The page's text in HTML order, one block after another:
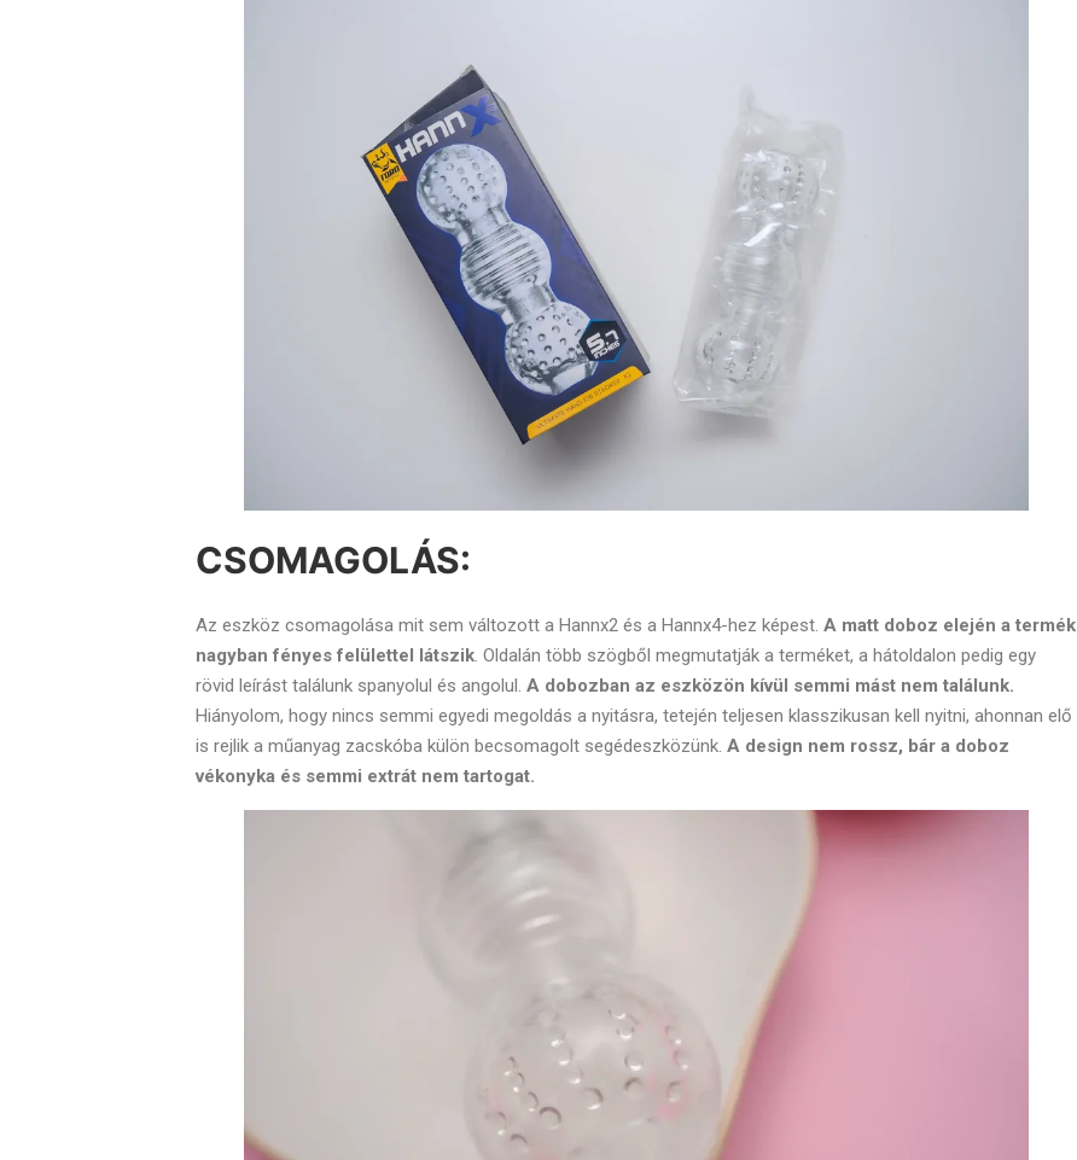
CSOMAGOLÁS:
Az eszköz csomagolása mit sem változott a Hannx2 és a Hannx4-hez képest. A matt doboz elején a termék
nagyban fényes felülettel látszik. Oldalán több szögből megmutatják a terméket, a hátoldalon pedig egy
rövid leírást találunk spanyolul és angolul. A dobozban az eszközön kívül semmi mást nem találunk.
Hiányolom, hogy nincs semmi egyedi megoldás a nyitásra, tetején teljesen klasszikusan kell nyitni, ahonnan elő
is rejlik a műanyag zacskóba külön becsomagolt segédeszközünk. A design nem rossz, bár a doboz
vékonyka és semmi extrát nem tartogat.